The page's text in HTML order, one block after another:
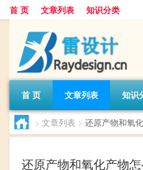
首 页 文章列表 知识分类
首 页 文章列表 知识
> 文章列表 > 还原产物和氧
还原产物和氧化产物